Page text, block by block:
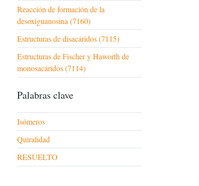
Reacción de formación de la
desoxiguanosina (7160)
Estructuras de disacáridos (7115)
Estructuras de Fischer y Haworth de
monosacáridos (7114)
Palabras clave
Isómeros
Quiralidad
RESUELTO